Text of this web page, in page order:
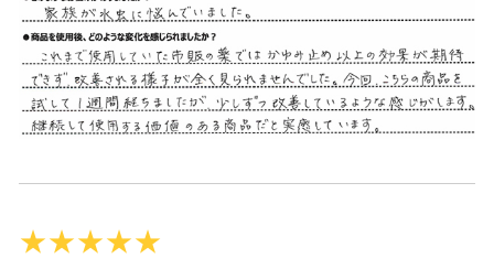
★★★★★